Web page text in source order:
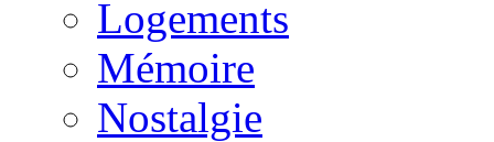
Logements
Mémoire
Nostalgie